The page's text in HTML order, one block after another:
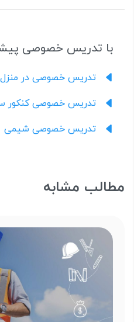
با تدریس خصوصی
تدریس خصوصی در منزل
تدریس خصوصی کنکور
تدریس خصوصی شیمی
مطالب مشابه